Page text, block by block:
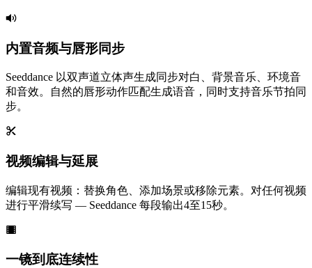
内置音频与唇形同步
Seeddance 以双声道立体声生成同步对白、背景音乐、环境音
和音效。自然的唇形动作匹配生成语音，同时支持音乐节拍同
步。
视频编辑与延展
编辑现有视频：替换角色、添加场景或移除元素。对任何视频
进行平滑续写 — Seeddance 每段输出4至15秒。
一镜到底连续性